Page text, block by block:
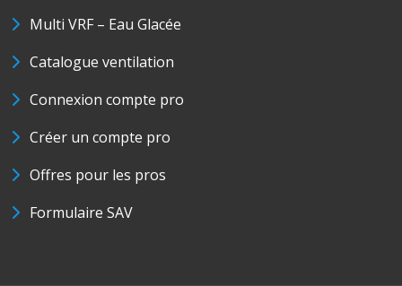
Multi VRF – Eau Glacée
Catalogue ventilation
Connexion compte pro
Créer un compte pro
Offres pour les pros
Formulaire SAV